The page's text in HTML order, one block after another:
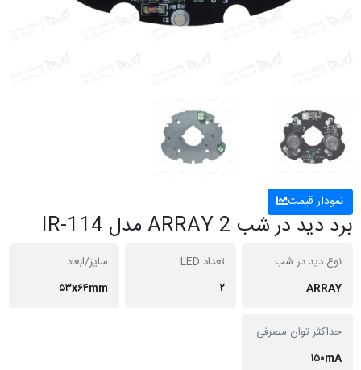
نمودار قیمت
برد دید در شب ARRAY 2 مدل IR-114
نوع دید در شب
ARRAY
تعداد LED
۲
سایز/ابعاد
۵۳x۶۴mm
حداکثر توان مصرفی
۱۵۰mA